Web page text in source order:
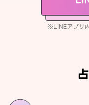
※LINEアプリ